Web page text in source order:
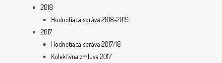
2018
Hodnotiaca správa 2018-2019
2017
Hodnotiaca správa 2017/18
Kolektívna zmluva 2017